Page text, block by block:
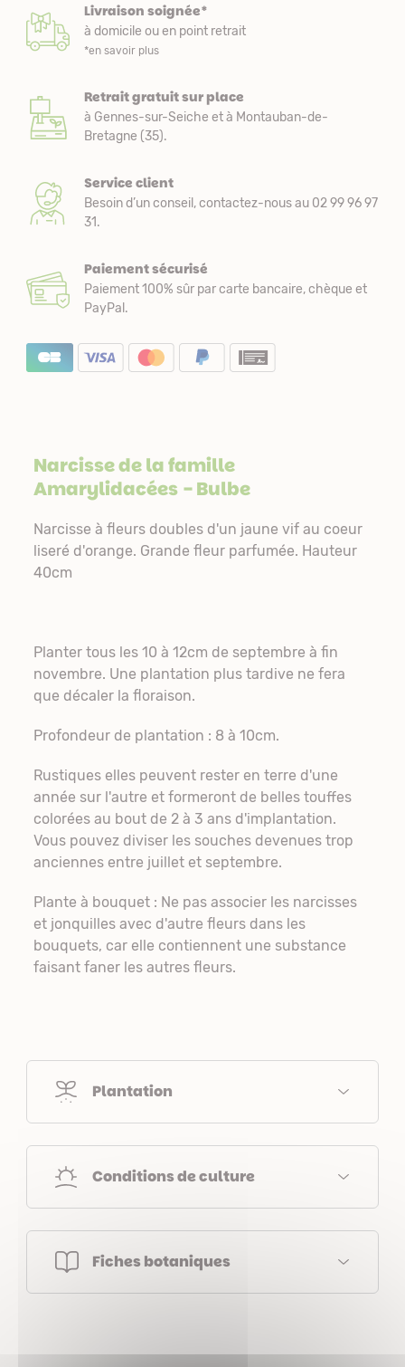
Livraison soignée*
à domicile ou en point retrait
*en savoir plus
Retrait gratuit sur place
à Gennes-sur-Seiche et à Montauban-de-
Bretagne (35).
Service client
Besoin d’un conseil, contactez-nous au 02 99 96 97
31.
Paiement sécurisé
Paiement 100% sûr par carte bancaire, chèque et
PayPal.
Narcisse de la famille
Amarylidacées- Bulbe
Narcisse à fleurs doubles d'un jaune vif au coeur
liseré d'orange. Grande fleur parfumée. Hauteur
40cm
Planter tous les 10 à 12cm de septembre à fin
novembre. Une plantation plus tardive ne fera
que décaler la floraison.
Profondeur de plantation : 8 à 10cm.
Rustiques elles peuvent rester en terre d'une
année sur l'autre et formeront de belles touffes
colorées au bout de 2 à 3 ans d'implantation.
Vous pouvez diviser les souches devenues trop
anciennes entre juillet et septembre.
Plante à bouquet : Ne pas associer les narcisses
et jonquilles avec d'autre fleurs dans les
bouquets, car elle contiennent une substance
faisant faner les autres fleurs.
Plantation
Conditions de culture
Fiches botaniques